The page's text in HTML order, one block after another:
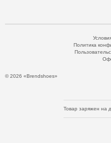
© 2026 «Brendshoes»
Политика
Товар заряжен на